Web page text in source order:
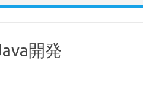
開発